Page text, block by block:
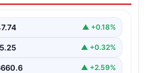
güvenli bir biçimde
▲ +0.18%
▲ +0.32%
▲ +2.59%